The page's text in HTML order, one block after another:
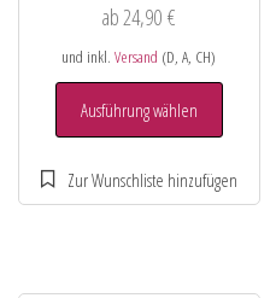
ab24,90€
und inkl.Versand (D, A, CH)
Ausführung wählen